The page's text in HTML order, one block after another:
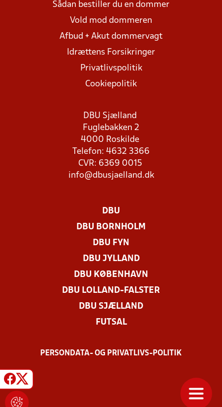
Sådan bestiller du en dommer
Vold mod dommeren
Afbud + Akut dommervagt
Idrættens Forsikringer
Privatlivspolitik
Cookiepolitik
DBU Sjælland
Fuglebakken 2
4000 Roskilde
Telefon: 4632 3366
CVR: 6369 0015
info@dbusjaelland.dk
DBU
DBU BORNHOLM
DBU FYN
DBU JYLLAND
DBU KØBENHAVN
DBU LOLLAND-FALSTER
DBU SJÆLLAND
FUTSAL
PERSONDATA- OG PRIVATLIVS-POLITIK